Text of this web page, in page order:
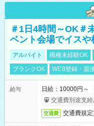
＃1日4時間～OK＃
ベント会場でイス
アルバイト 職種未経験OK
ブランクOK
WEB登録・面
給与
日給：10000円～
交通費別途支給
交通費 交通費規